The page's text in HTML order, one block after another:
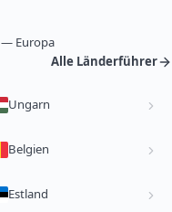
— Europa
Alle Länderführer
Ungarn
Belgien
Estland